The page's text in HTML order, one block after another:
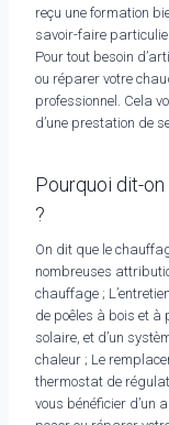
reçu une formation
savoir-faire
Pour tout besoin
ou réparer votre
professionnel. Cela
d’une prestation de
Pourquoi dit-
?
On dit que le
nombreuses
chauffage ;
de poêles à bois et à
solaire, et d’un
chaleur ; Le
thermostat de
vous bénéficier d’un